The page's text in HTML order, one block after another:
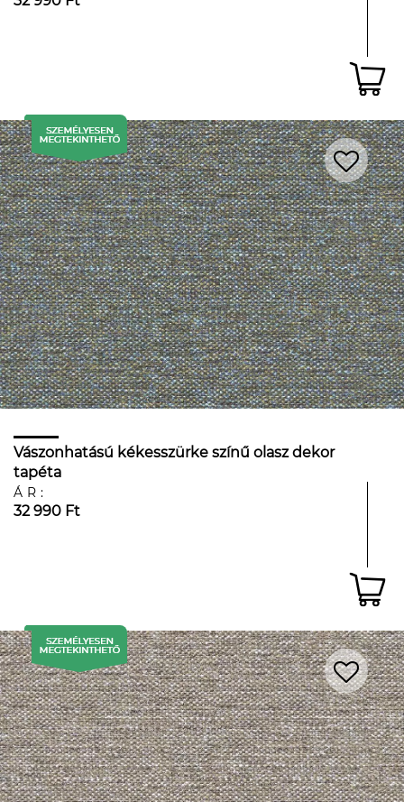
Vászonhatású kékesszürke színű olasz dekor
tapéta
ÁR:
32 990 Ft